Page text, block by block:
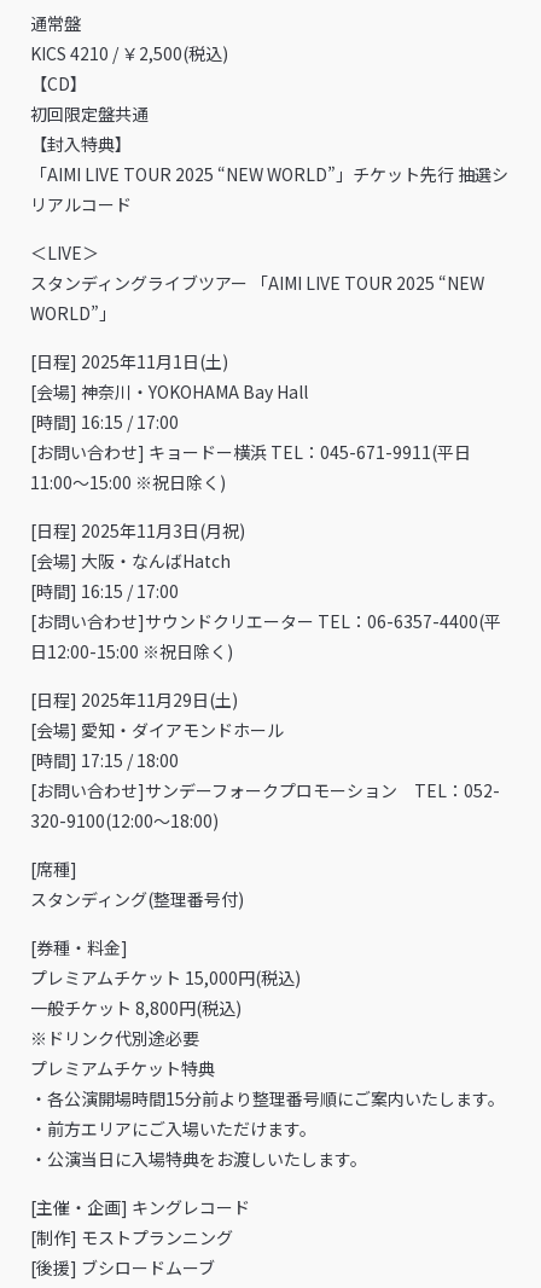
通常盤
KICS 4210 / ￥2,500(税込)
【CD】
初回限定盤共通
【封入特典】
「AIMI LIVE TOUR 2025 “NEW WORLD”」チケット先行 抽選シ
リアルコード
＜LIVE＞
スタンディングライブツアー 「AIMI LIVE TOUR 2025 “NEW
WORLD”」
[日程] 2025年11月1日(土)
[会場] 神奈川・YOKOHAMA Bay Hall
[時間] 16:15 / 17:00
[お問い合わせ] キョードー横浜 TEL：045-671-9911(平日
11:00〜15:00 ※祝日除く)
[日程] 2025年11月3日(月祝)
[会場] 大阪・なんばHatch
[時間] 16:15 / 17:00
[お問い合わせ]サウンドクリエーター TEL：06-6357-4400(平
日12:00-15:00 ※祝日除く)
[日程] 2025年11月29日(土)
[会場] 愛知・ダイアモンドホール
[時間] 17:15 / 18:00
[お問い合わせ]サンデーフォークプロモーション TEL：052-
320-9100(12:00〜18:00)
[席種]
スタンディング(整理番号付)
[券種・料金]
プレミアムチケット 15,000円(税込)
一般チケット 8,800円(税込)
※ドリンク代別途必要
プレミアムチケット特典
・各公演開場時間15分前より整理番号順にご案内いたします。
・前方エリアにご入場いただけます。
・公演当日に入場特典をお渡しいたします。
[主催・企画] キングレコード
[制作] モストプランニング
[後援] ブシロードムーブ